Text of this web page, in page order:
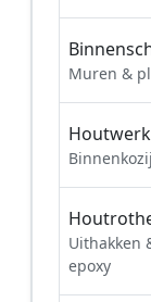
Muren &
Uithakken
epoxy